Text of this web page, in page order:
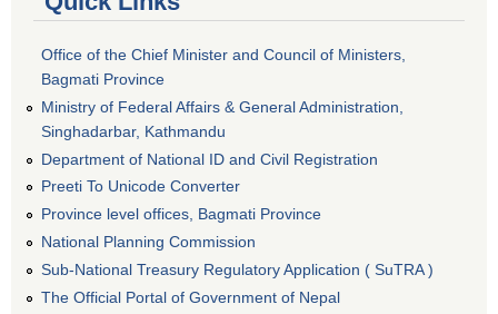
Office of the Chief Minister and Council of Ministers,
Bagmati Province
Ministry of Federal Affairs & General Administration,
Singhadarbar, Kathmandu
Department of National ID and Civil Registration
Preeti To Unicode Converter
Province level offices, Bagmati Province
National Planning Commission
Sub-National Treasury Regulatory Application ( SuTRA )
The Official Portal of Government of Nepal